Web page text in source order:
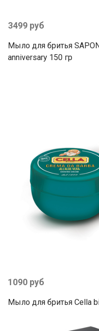
3499 руб
Мыло для бритья
anniversary 150 гр
1090 руб
Мыло для бритья Cella